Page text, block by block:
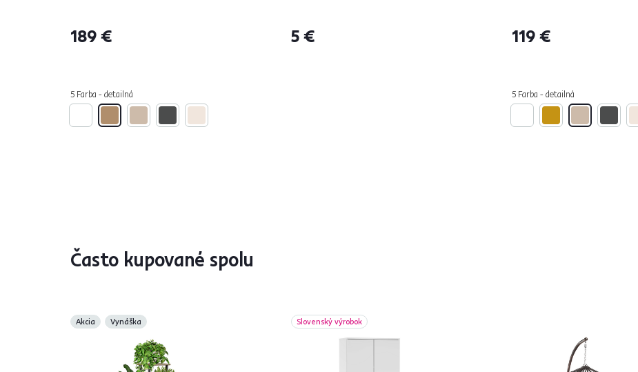
189 €
5 Farba - detailná
5 € 119 €
5 Farba - detailná
Často kupované spolu
Akcia Vynáška Slovenský výrobok